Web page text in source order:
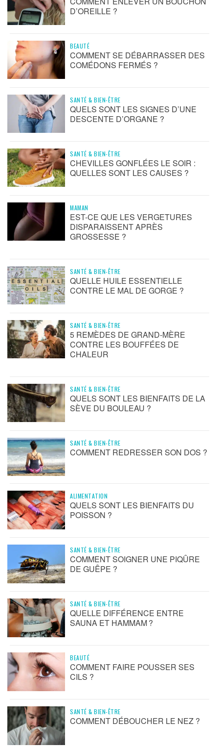
D’OREILLE ?
BEAUTÉ
COMMENT SE DÉBARRASSER DES
COMÉDONS FERMÉS ?
SANTÉ & BIEN-ÊTRE
QUELS SONT LES SIGNES D’UNE
DESCENTE D’ORGANE ?
SANTÉ & BIEN-ÊTRE
CHEVILLES GONFLÉES LE SOIR :
QUELLES SONT LES CAUSES ?
MAMAN
EST-CE QUE LES VERGETURES
DISPARAISSENT APRÈS
GROSSESSE ?
SANTÉ & BIEN-ÊTRE
QUELLE HUILE ESSENTIELLE
CONTRE LE MAL DE GORGE ?
SANTÉ & BIEN-ÊTRE
5 REMÈDES DE GRAND-MÈRE
CONTRE LES BOUFFÉES DE
CHALEUR
SANTÉ & BIEN-ÊTRE
QUELS SONT LES BIENFAITS DE LA
SÈVE DU BOULEAU ?
SANTÉ & BIEN-ÊTRE
COMMENT REDRESSER SON DOS ?
ALIMENTATION
QUELS SONT LES BIENFAITS DU
POISSON ?
SANTÉ & BIEN-ÊTRE
COMMENT SOIGNER UNE PIQÛRE
DE GUÊPE ?
SANTÉ & BIEN-ÊTRE
QUELLE DIFFÉRENCE ENTRE
SAUNA ET HAMMAM ?
BEAUTÉ
COMMENT FAIRE POUSSER SES
CILS ?
SANTÉ & BIEN-ÊTRE
COMMENT DÉBOUCHER LE NEZ ?